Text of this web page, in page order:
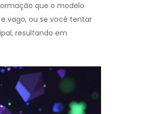
que o modelo
vago, ou se você tentar
resultando em